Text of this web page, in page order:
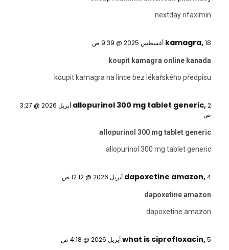
nextday rifaximin
kamagra,18 أغسطس 2025 @ 9:39 ص
koupit kamagra online kanada
koupit kamagra na lince bez lékařského předpisu
allopurinol 300 mg tablet generic,
2 أبريل 2026 @ 3:27
ص
allopurinol 300 mg tablet generic
allopurinol 300 mg tablet generic
dapoxetine amazon,4 أبريل 2026 @ 12:12 ص
dapoxetine amazon
dapoxetine amazon
what is ciprofloxacin,5 أبريل 2026 @ 4:18 ص